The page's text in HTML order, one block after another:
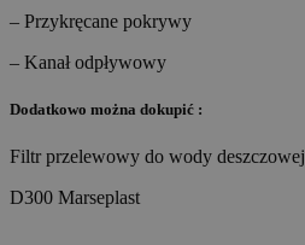
– Przykręcane pokrywy
– Kanał odpływowy
Dodatkowo można dokupić :
Filtr przelewowy do wody deszczowej
D300 Marseplast